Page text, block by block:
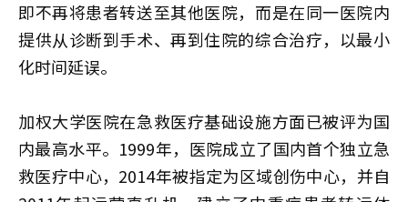
即不再将患者转送至其他医院，而是在同一医院内
提供从诊断到手术、再到住院的综合治疗，以最小
化时间延误。
加权大学医院在急救医疗基础设施方面已被评为国
内最高水平。1999年，医院成立了国内首个独立急
救医疗中心，2014年被指定为区域创伤中心，并自